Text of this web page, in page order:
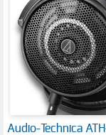
Audio-Technica